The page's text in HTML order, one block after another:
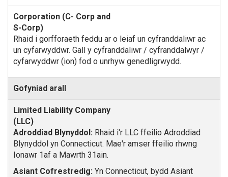
Rhaid i gorfforaeth feddu ar o leiaf un cyfranddaliwr ac
un cyfarwyddwr. Gall y cyfranddaliwr / cyfranddalwyr /
cyfarwyddwr (ion) fod o unrhyw genedligrwydd.
Gofyniad arall
Adroddiad Blynyddol: Rhaid i'r LLC ffeilio Adroddiad
Blynyddol yn Connecticut. Mae'r amser ffeilio rhwng
Ionawr 1af a Mawrth 31ain.
Asiant Cofrestredig: Yn Connecticut, bydd Asiant